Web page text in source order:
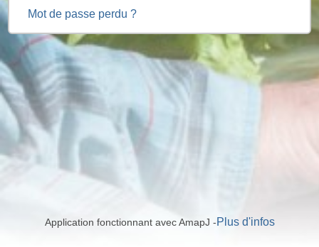
Mot de passe perdu ?
Application fonctionnant avec AmapJ -Plus d'infos